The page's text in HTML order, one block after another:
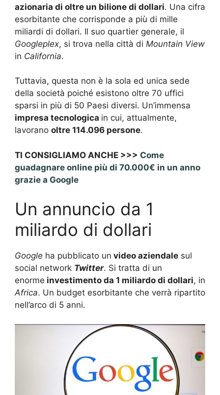
azionaria di oltre un bilione di dollari. Una cifra
esorbitante che corrisponde a più di mille
miliardi di dollari. Il suo quartier generale, il
Googleplex, si trova nella città di Mountain View
in California.
Tuttavia, questa non è la sola ed unica sede
della società poiché esistono oltre 70 uffici
sparsi in più di 50 Paesi diversi. Un’immensa
impresa tecnologica in cui, attualmente,
lavorano oltre 114.096 persone.
TI CONSIGLIAMO ANCHE >>> Come
guadagnare online più di 70.000€ in un anno
grazie a Google
Un annuncio da 1
miliardo di dollari
Google ha pubblicato un video aziendale sul
social network Twitter. Si tratta di un
enorme investimento da 1 miliardo di dollari, in
Africa. Un budget esorbitante che verrà ripartito
nell’arco di 5 anni.